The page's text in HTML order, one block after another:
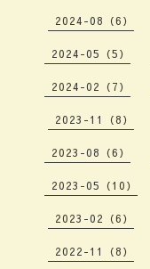
2024-08（6）
2024-05（5）
2024-02（7）
2023-11（8）
2023-08（6）
2023-05（10）
2023-02（6）
2022-11（8）